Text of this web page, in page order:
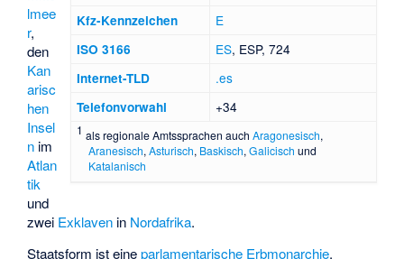
Kfz-Kennzeichen E
ISO 3166 ES, ESP, 724
Internet-TLD .es
Telefonvorwahl +34
1 als regionale Amtssprachen auchAragonesisch,
Aranesisch,Asturisch, Baskisch,Galicisch und
Katalanisch
lmee
r,
den
Kan
arisc
hen
Insel
n im
Atlan
tik
und
zwei Exklaven in Nordafrika.
Staatsform ist eineparlamentarische Erbmonarchie.